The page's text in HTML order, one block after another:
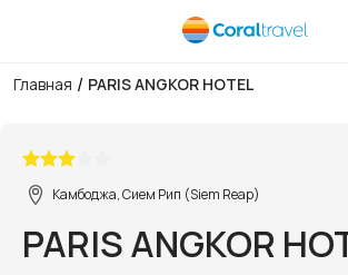
Главная / PARIS ANGKOR HOTEL
Камбоджа, Сием Рип (Siem Reap)
PARIS ANGKOR